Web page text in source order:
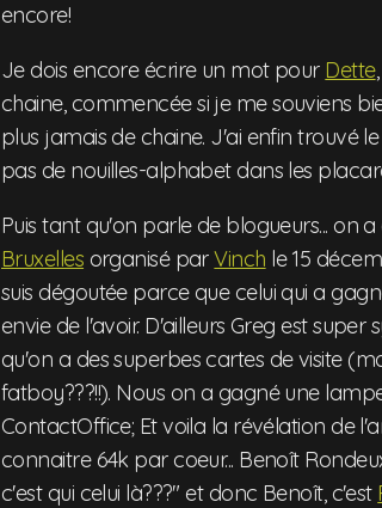
encore!
Je dois encore écrire un mot pour Dette
chaine, commencée si je me souviens
plus jamais de chaine. J'ai enfin trouvé
pas de nouilles-alphabet dans les
Puis tant qu'on parle de blogueurs...
Bruxelles organisé parVinch le 15
suis dégoutée parce que celui qui a
envie de l'avoir. D'ailleurs Greg est
qu'on a des superbes cartes de visite
fatboy???!!). Nous on a gagné une
ContactOffice; Et voila la révélation de
connaitre 64k par coeur... Benoît
c'est qui celui là???" et donc Benoît, c'est